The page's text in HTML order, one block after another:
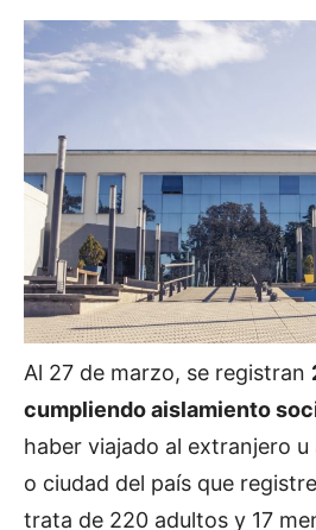
Al 27 de marzo, se registran
cumpliendo aislamiento
haber viajado al extranjero
o ciudad del país que
trata de 220 adultos y 17